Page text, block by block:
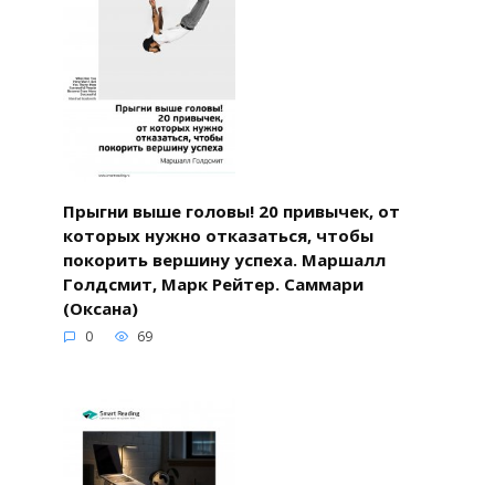
Прыгни выше головы! 20 привычек, от
которых нужно отказаться, чтобы
покорить вершину успеха. Маршалл
Голдсмит, Марк Рейтер. Саммари
(Оксана)
0 69